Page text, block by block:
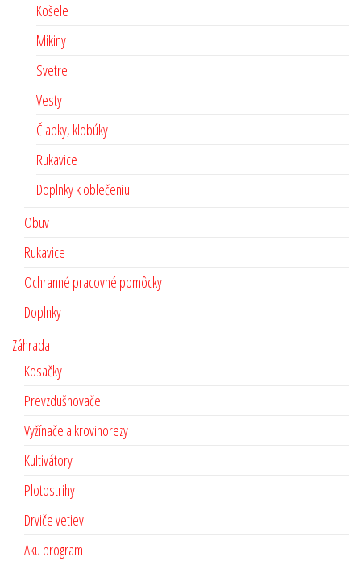
Košele
Mikiny
Svetre
Vesty
Čiapky, klobúky
Rukavice
Doplnky k oblečeniu
Obuv
Rukavice
Ochranné pracovné pomôcky
Doplnky
Záhrada
Kosačky
Prevzdušnovače
Vyžínače a krovinorezy
Kultivátory
Plotostrihy
Drviče vetiev
Aku program